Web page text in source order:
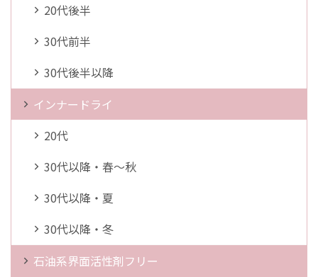
20代後半
30代前半
30代後半以降
インナードライ
20代
30代以降・春～秋
30代以降・夏
30代以降・冬
石油系界面活性剤フリー